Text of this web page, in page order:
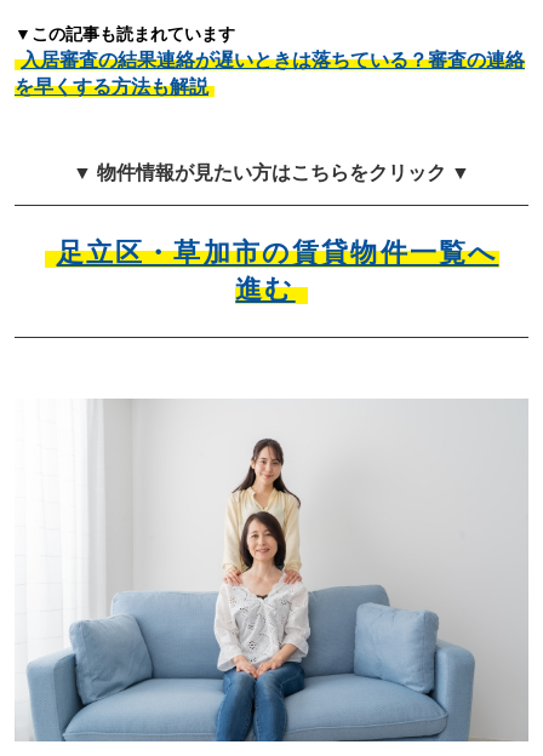
▼この記事も読まれています
入居審査の結果連絡が遅いときは落ちている？審査の連絡
を早くする方法も解説
▼ 物件情報が見たい方はこちらをクリック ▼
足立区・草加市の賃貸物件一覧へ
進む